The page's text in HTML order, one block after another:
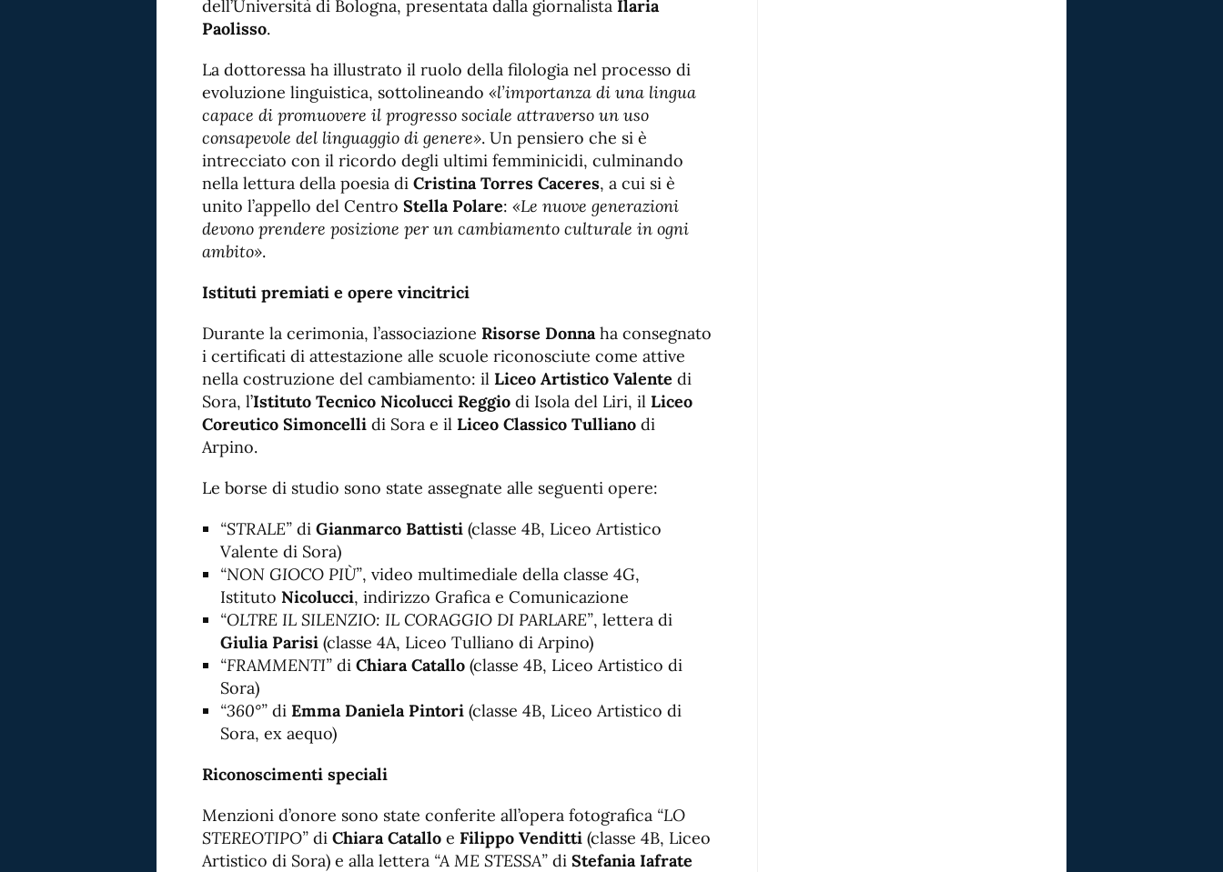
dell’Università di Bologna, presentata dalla giornalista Ilaria
Paolisso.
La dottoressa ha illustrato il ruolo della filologia nel processo di
evoluzione linguistica, sottolineando «l’importanza di una lingua
capace di promuovere il progresso sociale attraverso un uso
consapevole del linguaggio di genere». Un pensiero che si è
intrecciato con il ricordo degli ultimi femminicidi, culminando
nella lettura della poesia di Cristina Torres Caceres, a cui si è
unito l’appello del Centro Stella Polare: «Le nuove generazioni
devono prendere posizione per un cambiamento culturale in ogni
ambito».
Istituti premiati e opere vincitrici
Durante la cerimonia, l’associazione Risorse Donnaha consegnato
i certificati di attestazione alle scuole riconosciute come attive
nella costruzione del cambiamento: il Liceo Artistico Valente di
Sora, l’Istituto Tecnico Nicolucci Reggio di Isola del Liri, il Liceo
Coreutico Simoncelli di Sora e il Liceo Classico Tulliano di
Arpino.
Le borse di studio sono state assegnate alle seguenti opere:
“STRALE” di Gianmarco Battisti (classe 4B, Liceo Artistico
Valente di Sora)
“NON GIOCO PIÙ”, video multimediale della classe 4G,
Istituto Nicolucci, indirizzo Grafica e Comunicazione
“OLTRE IL SILENZIO: IL CORAGGIO DI PARLARE”, lettera di
Giulia Parisi (classe 4A, Liceo Tulliano di Arpino)
“FRAMMENTI” di Chiara Catallo (classe 4B, Liceo Artistico di
Sora)
“360°” di Emma Daniela Pintori (classe 4B, Liceo Artistico di
Sora, ex aequo)
Riconoscimenti speciali
Menzioni d’onore sono state conferite all’opera fotografica “LO
STEREOTIPO” di Chiara Catallo e Filippo Venditti (classe 4B, Liceo
Artistico di Sora) e alla lettera “A ME STESSA” di Stefania Iafrate